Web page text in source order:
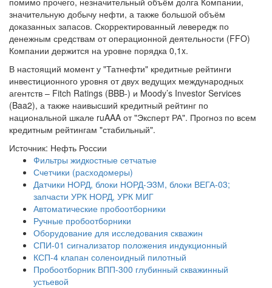
значительную добычу нефти, а также большой объём
доказанных запасов. Скорректированный левередж по
денежным средствам от операционной деятельности (FFO)
Компании держится на уровне порядка 0,1x.
В настоящий момент у "Татнефти" кредитные рейтинги
инвестиционного уровня от двух ведущих международных
агентств – Fitch Ratings (BBB-) и Moody’s Investor Services
(Baa2), а также наивысший кредитный рейтинг по
национальной шкале ruAAA от "Эксперт РА". Прогноз по всем
кредитным рейтингам "стабильный".
Источник: Нефть России
Фильтры жидкостные сетчатые
Счетчики (расходомеры)
Датчики НОРД, блоки НОРД-Э3М, блоки ВЕГА-03;
запчасти УРК НОРД, УРК МИГ
Автоматические пробоотборники
Ручные пробоотборники
Оборудование для исследования скважин
СПИ-01 сигнализатор положения индукционный
КСП-4 клапан соленоидный пилотный
Пробоотборник ВПП-300 глубинный скважинный
устьевой